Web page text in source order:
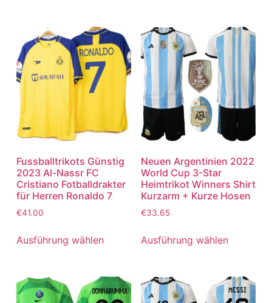
Fussballtrikots Günstig
2023 Al-Nassr FC
Cristiano Fotballdrakter
für Herren Ronaldo 7
€41.00
Ausführung wählen
Neuen Argentinien 2022
World Cup 3-Star
Heimtrikot Winners Shirt
Kurzarm + Kurze Hosen
€33.65
Ausführung wählen